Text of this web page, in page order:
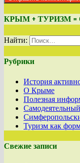
КРЫМ + ТУРИЗМ
Найти:
Рубрики
История
О Крыме
Полезная
Туризм как
Свежие записи